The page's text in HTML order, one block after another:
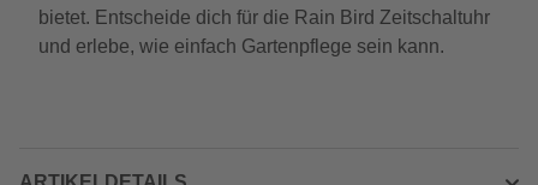
bietet. Entscheide dich für die Rain Bird Zeitschaltuhr
und erlebe, wie einfach Gartenpflege sein kann.